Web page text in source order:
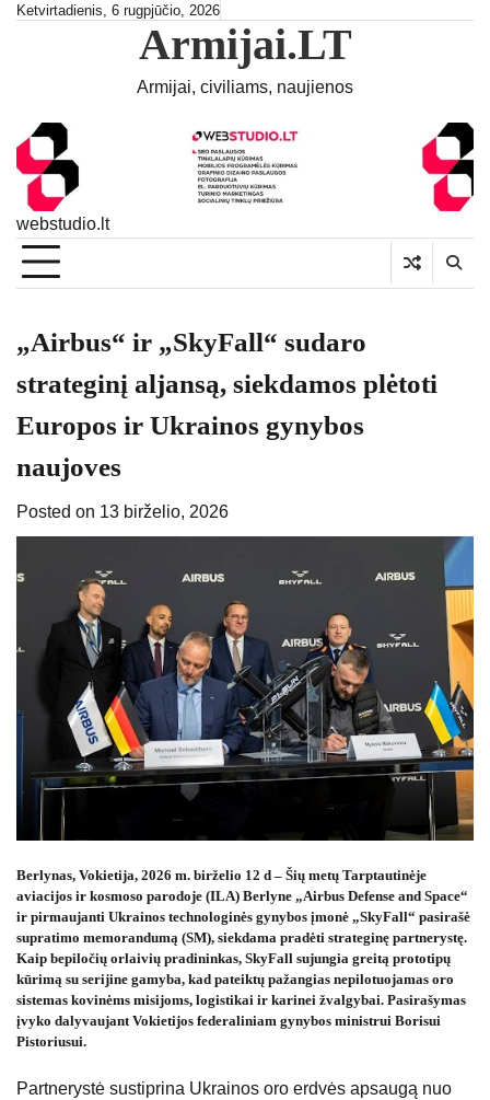
SkipKetvirtadienis, 6 rugpjūčio, 2026
Armijai.LT
Armijai, civiliams, naujienos
webstudio.lt
„Airbus“ ir „SkyFall“ sudaro
strateginį aljansą, siekdamos plėtoti
Europos ir Ukrainos gynybos
naujoves
Posted on 13 birželio, 2026
Berlynas, Vokietija, 2026 m. birželio 12 d – Šių metų Tarptautinėje
aviacijos ir kosmoso parodoje (ILA) Berlyne „Airbus Defense and Space“
ir pirmaujanti Ukrainos technologinės gynybos įmonė „SkyFall“ pasirašė
supratimo memorandumą (SM), siekdama pradėti strateginę partnerystę.
Kaip bepiločių orlaivių pradininkas, SkyFall sujungia greitą prototipų
kūrimą su serijine gamyba, kad pateiktų pažangias nepilotuojamas oro
sistemas kovinėms misijoms, logistikai ir karinei žvalgybai. Pasirašymas
įvyko dalyvaujant Vokietijos federaliniam gynybos ministrui Borisui
Pistoriusui.
Partnerystė sustiprina Ukrainos oro erdvės apsaugą nuo